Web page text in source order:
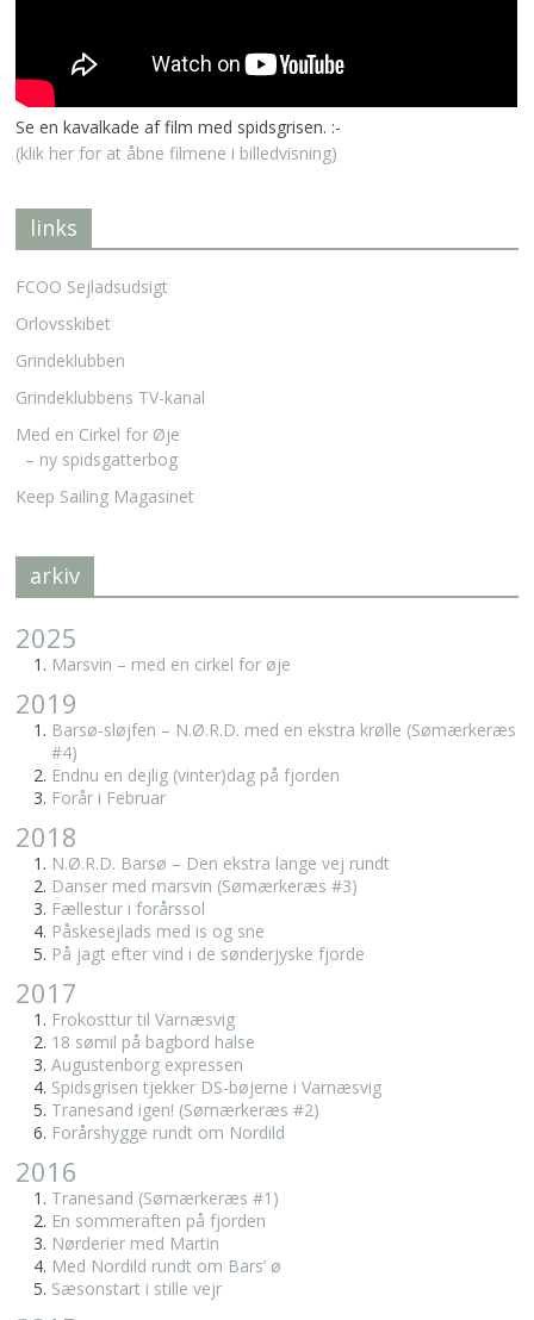
Se en kavalkade af film med spidsgrisen. :-
(klik her for at åbne filmene i billedvisning)
links
FCOO Sejladsudsigt
Orlovsskibet
Grindeklubben
Grindeklubbens TV-kanal
Med en Cirkel for Øje
– ny spidsgatterbog
Keep Sailing Magasinet
arkiv
2025
Marsvin – med en cirkel for øje
2019
Barsø-sløjfen – N.Ø.R.D. med en ekstra krølle (Sømærkeræs
#4)
Endnu en dejlig (vinter)dag på fjorden
Forår i Februar
2018
N.Ø.R.D. Barsø – Den ekstra lange vej rundt
Danser med marsvin (Sømærkeræs #3)
Fællestur i forårssol
Påskesejlads med is og sne
På jagt efter vind i de sønderjyske fjorde
2017
Frokosttur til Varnæsvig
18 sømil på bagbord halse
Augustenborg expressen
Spidsgrisen tjekker DS-bøjerne i Varnæsvig
Tranesand igen! (Sømærkeræs #2)
Forårshygge rundt om Nordild
2016
Tranesand (Sømærkeræs #1)
En sommeraften på fjorden
Nørderier med Martin
Med Nordild rundt om Bars’ ø
Sæsonstart i stille vejr